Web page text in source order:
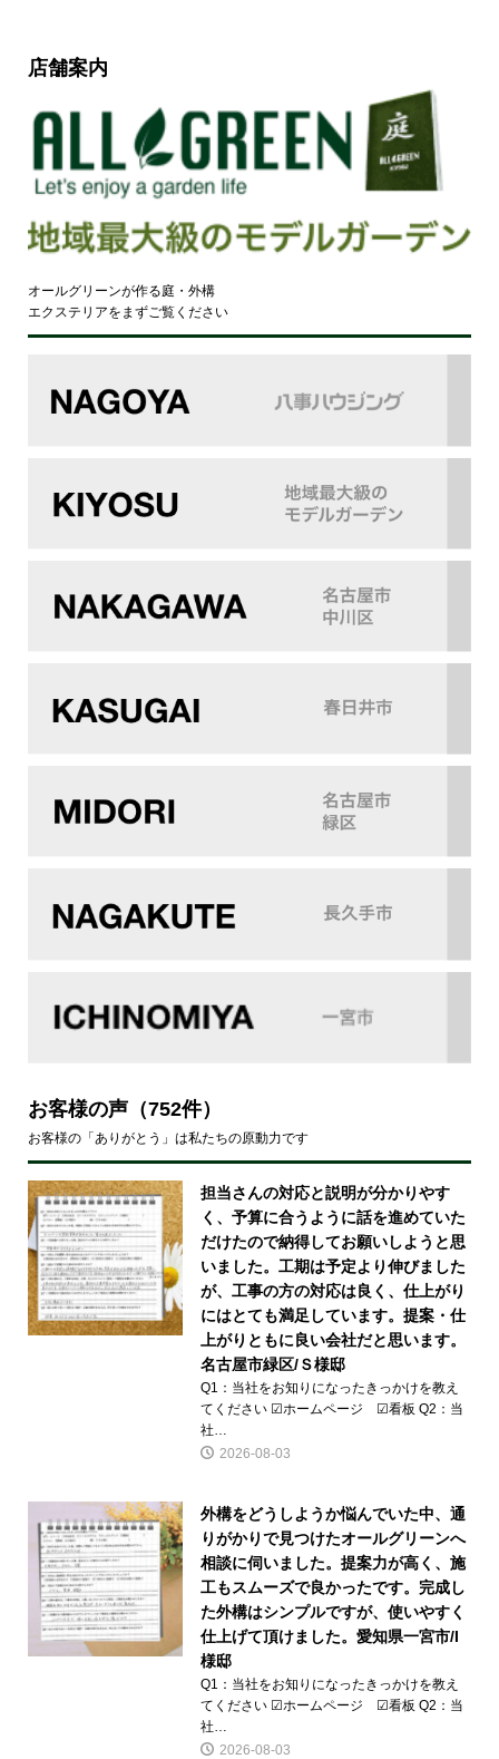
店舗案内
オールグリーンが作る庭・外構
エクステリアをまずご覧ください
お客様の声（752件）
お客様の「ありがとう」は私たちの原動力です
担当さんの対応と説明が分かりやす
く、予算に合うように話を進めていた
だけたので納得してお願いしようと思
いました。工期は予定より伸びました
が、工事の方の対応は良く、仕上がり
にはとても満足しています。提案・仕
上がりともに良い会社だと思います。
名古屋市緑区/Ｓ様邸
Q1：当社をお知りになったきっかけを教え
てください ☑ホームページ ☑看板 Q2：当
社…
2026-08-03
外構をどうしようか悩んでいた中、通
りがかりで見つけたオールグリーンへ
相談に伺いました。提案力が高く、施
工もスムーズで良かったです。完成し
た外構はシンプルですが、使いやすく
仕上げて頂けました。愛知県一宮市/I
様邸
Q1：当社をお知りになったきっかけを教え
てください ☑ホームページ ☑看板 Q2：当
社…
2026-08-03